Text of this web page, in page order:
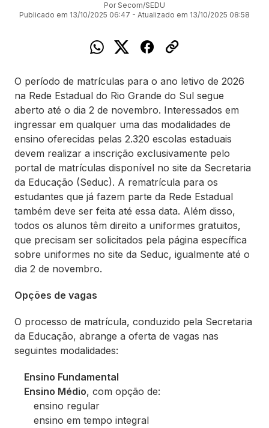
Por Secom/SEDU
Publicado em 13/10/2025 06:47 - Atualizado em 13/10/2025 08:58
O período de matrículas para o ano letivo de 2026
na Rede Estadual do Rio Grande do Sul segue
aberto até o dia 2 de novembro. Interessados em
ingressar em qualquer uma das modalidades de
ensino oferecidas pelas 2.320 escolas estaduais
devem realizar a inscrição exclusivamente pelo
portal de matrículas disponível no site da Secretaria
da Educação (Seduc). A rematrícula para os
estudantes que já fazem parte da Rede Estadual
também deve ser feita até essa data. Além disso,
todos os alunos têm direito a uniformes gratuitos,
que precisam ser solicitados pela página específica
sobre uniformes no site da Seduc, igualmente até o
dia 2 de novembro.
Opções de vagas
O processo de matrícula, conduzido pela Secretaria
da Educação, abrange a oferta de vagas nas
seguintes modalidades:
Ensino Fundamental
Ensino Médio, com opção de:
ensino regular
ensino em tempo integral